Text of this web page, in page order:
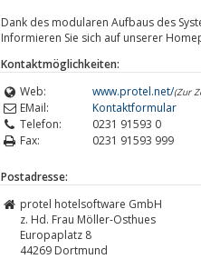
Dank des modularen Aufbaus des
Informieren Sie sich auf unserer
Kontaktmöglichkeiten:
Web:
www.protel.net/(Zur
EMail:
Kontaktformular
Telefon:
0231 91593 0
Fax:
0231 91593 999
Postadresse:
protel hotelsoftware GmbH
z. Hd. Frau Möller-Osthues
Europaplatz 8
44269 Dortmund